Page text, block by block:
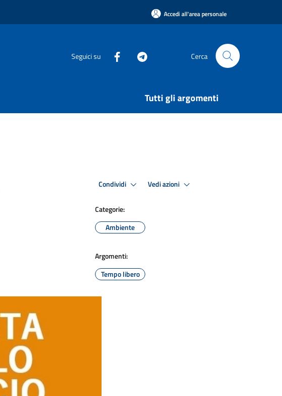
Accedi all'area personale
Seguici su Cerca
Tutti gli argomenti
Condividi Vedi azioni
Categorie:
Ambiente
Argomenti:
Tempo libero